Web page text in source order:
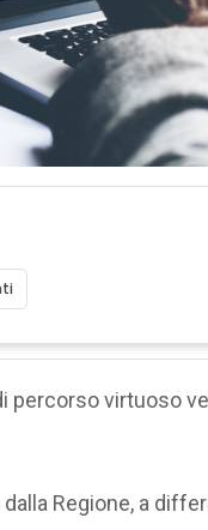
percorso virtuoso
Regione, a